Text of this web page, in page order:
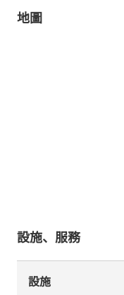
地圖
設施、服務
設施